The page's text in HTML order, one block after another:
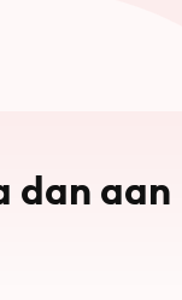
dan aan